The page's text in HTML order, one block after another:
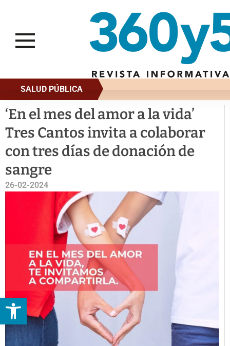
Abrir barra de herramientas
SALUD PÚBLICA
‘En el mes del amor a la vida’
Tres Cantos invita a colaborar
con tres días de donación de
sangre
26-02-2024